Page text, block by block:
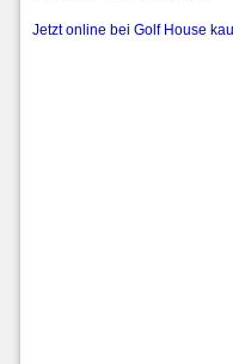
Jetzt online bei Golf House